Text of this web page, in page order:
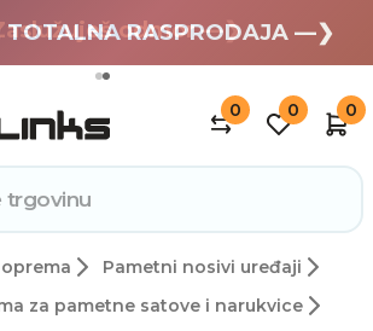
odmor —❯
TOTALNA RASPRODAJA —❯
0 0 0
Pametni nosivi uređaji
za pametne satove i narukvice